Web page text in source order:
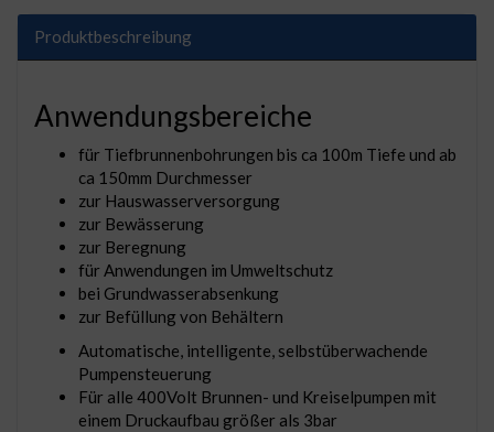
Produktbeschreibung
Anwendungsbereiche
für Tiefbrunnenbohrungen bis ca 100m Tiefe und ab
ca 150mm Durchmesser
zur Hauswasserversorgung
zur Bewässerung
zur Beregnung
für Anwendungen im Umweltschutz
bei Grundwasserabsenkung
zur Befüllung von Behältern
Automatische, intelligente, selbstüberwachende
Pumpensteuerung
Für alle 400Volt Brunnen- und Kreiselpumpen mit
einem Druckaufbau größer als 3bar